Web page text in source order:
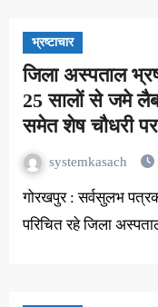
भ्रष्टाचार
जिला अस्पताल
25 सालों से जमे
समेत शेष चौधरी
systemkasach
गोरखपुर : सर्वसुलभ पत्रकारों की एक ही प्रजाति से आज तक
परिचित रहे जिला